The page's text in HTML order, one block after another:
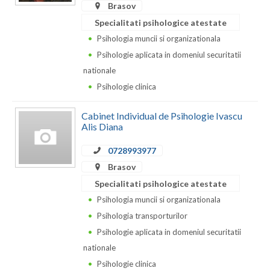
Neamt
Brasov
Specialitati psihologice atestate
Psihologia muncii si organizationala
Psihologie aplicata in domeniul securitatii
nationale
Psihologie clinica
Cabinet Individual de Psihologie Ivascu
Alis Diana
0728993977
Brasov
Specialitati psihologice atestate
Psihologia muncii si organizationala
Psihologia transporturilor
Psihologie aplicata in domeniul securitatii
nationale
Psihologie clinica